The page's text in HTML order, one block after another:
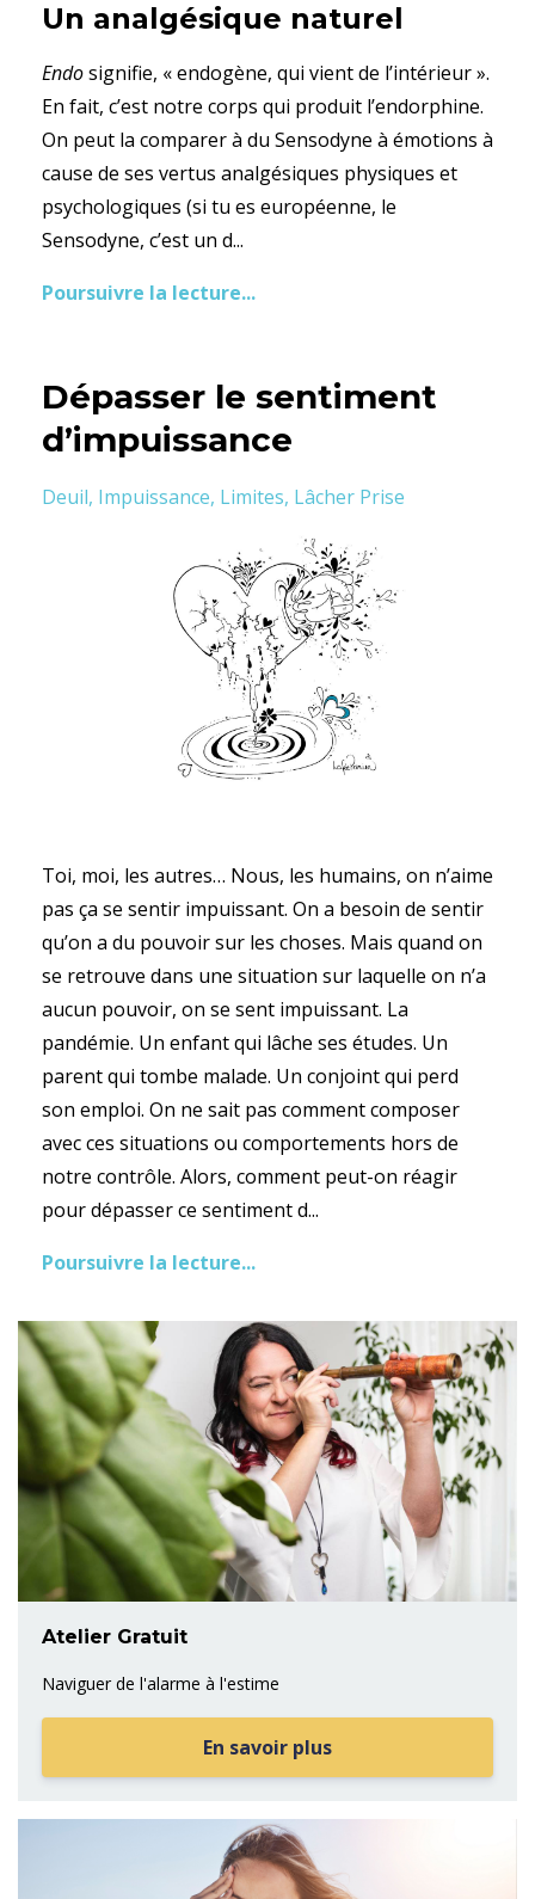
Un analgésique naturel
Endosignifie, « endogène, qui vient de l’intérieur ».
En fait, c’est notre corps qui produit l’endorphine.
On peut la comparer à du Sensodyne à émotions à
cause de ses vertus analgésiques physiques et
psychologiques (si tu es européenne, le
Sensodyne, c’est un d...
Poursuivre la lecture...
Dépasser le sentiment
d’impuissance
Deuil Impuissance Limites Lâcher Prise
Toi, moi, les autres… Nous, les humains, on n’aime
pas ça se sentir impuissant. On a besoin de sentir
qu’on a du pouvoir sur les choses. Mais quand on
se retrouve dans une situation sur laquelle on n’a
aucun pouvoir, on se sent impuissant. La
pandémie. Un enfant qui lâche ses études. Un
parent qui tombe malade. Un conjoint qui perd
son emploi. On ne sait pas comment composer
avec ces situations ou comportements hors de
notre contrôle. Alors, comment peut-on réagir
pour dépasser ce sentiment d...
Poursuivre la lecture...
Atelier Gratuit
Naviguer de l'alarme à l'estime
En savoir plus